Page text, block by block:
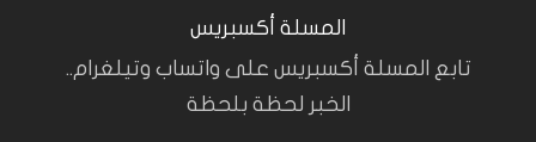
المسلة أكسبريس
تابع المسلة أكسبريس على واتساب وتيلغرام..
الخبر لحظة بلحظة